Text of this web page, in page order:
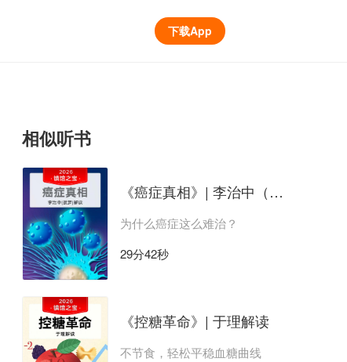
下载App
相似听书
《癌症真相》| 李治中（菠萝）解读
为什么癌症这么难治？
29分42秒
《控糖革命》| 于理解读
不节食，轻松平稳血糖曲线